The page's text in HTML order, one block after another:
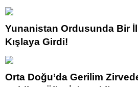
Yunanistan Ordusunda Bir
Kışlaya Girdi!
Orta Doğu’da Gerilim